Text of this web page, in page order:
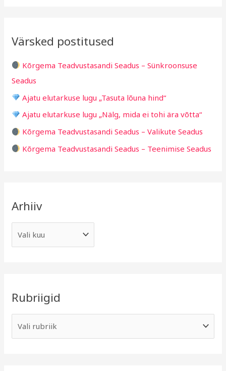
c
f
o
r
:
Värsked postitused
Kõrgema Teadvustasandi Seadus – Sünkroonsuse
Seadus
Ajatu elutarkuse lugu „Tasuta lõuna hind“
Ajatu elutarkuse lugu „Nälg, mida ei tohi ära võtta“
Kõrgema Teadvustasandi Seadus – Valikute Seadus
Kõrgema Teadvustasandi Seadus – Teenimise Seadus
Arhiiv
Rubriigid
g
i
d